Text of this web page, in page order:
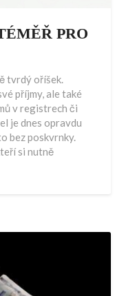
PRO
tvrdý oříšek.
příjmy, ale také
v registrech či
je dnes opravdu
bez poskvrnky.
si nutně